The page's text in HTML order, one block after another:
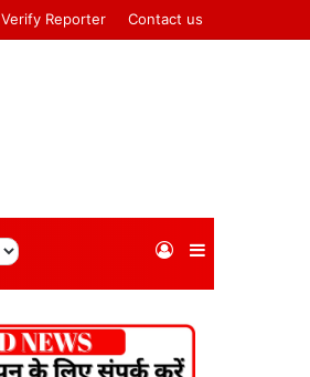
Verify Reporter Contact us
Sidebar
Log